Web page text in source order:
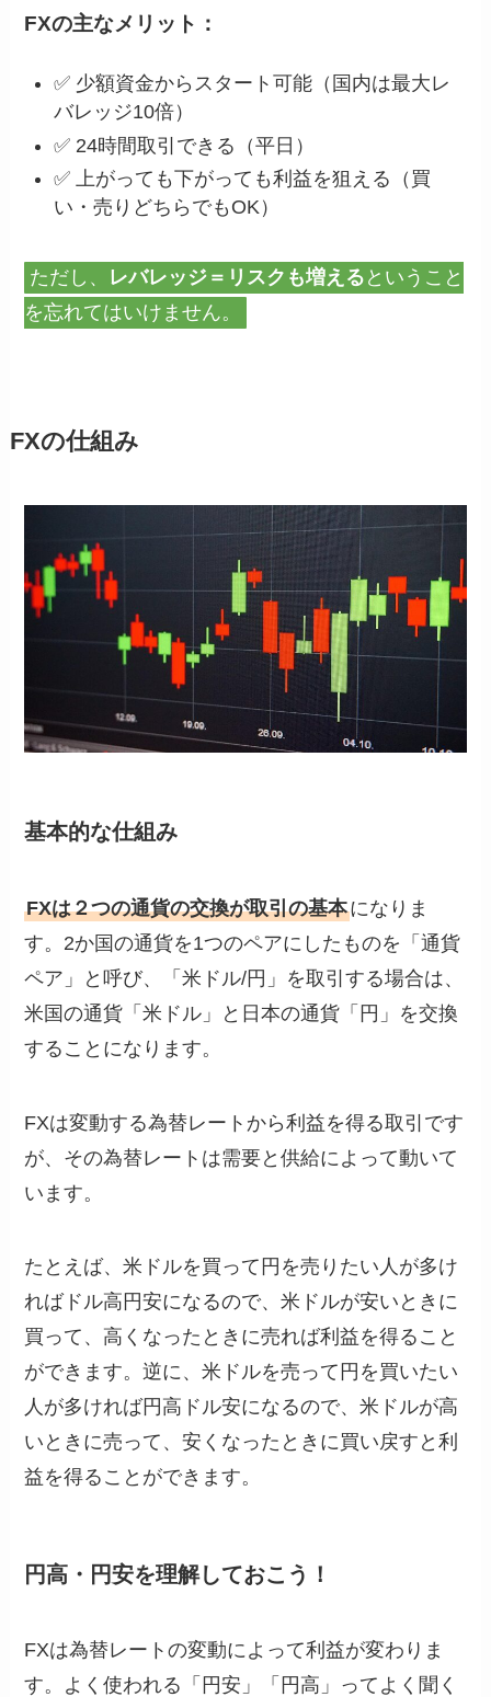
FXの主なメリット：
✅ 少額資金からスタート可能（国内は最大レ
バレッジ10倍）
✅ 24時間取引できる（平日）
✅ 上がっても下がっても利益を狙える（買
い・売りどちらでもOK）
ただし、 レバレッジ＝リスクも増える ということ
を忘れてはいけません。
FXの仕組み
基本的な仕組み
FXは２つの通貨の交換が取引の基本になりま
す。2か国の通貨を1つのペアにしたものを「通貨
ペア」と呼び、「米ドル/円」を取引する場合は、
米国の通貨「米ドル」と日本の通貨「円」を交換
することになります。
FXは変動する為替レートから利益を得る取引です
が、その為替レートは需要と供給によって動いて
います。
たとえば、米ドルを買って円を売りたい人が多け
ればドル高円安になるので、米ドルが安いときに
買って、高くなったときに売れば利益を得ること
ができます。逆に、米ドルを売って円を買いたい
人が多ければ円高ドル安になるので、米ドルが高
いときに売って、安くなったときに買い戻すと利
益を得ることができます。
円高・円安を理解しておこう！
FXは為替レートの変動によって利益が変わりま
す。よく使われる「円安」「円高」ってよく聞く